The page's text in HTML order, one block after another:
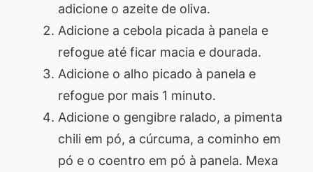
adicione o azeite de oliva.
Adicione a cebola picada à panela e
refogue até ficar macia e dourada.
Adicione o alho picado à panela e
refogue por mais 1 minuto.
Adicione o gengibre ralado, a pimenta
chili em pó, a cúrcuma, a cominho em
pó e o coentro em pó à panela. Mexa